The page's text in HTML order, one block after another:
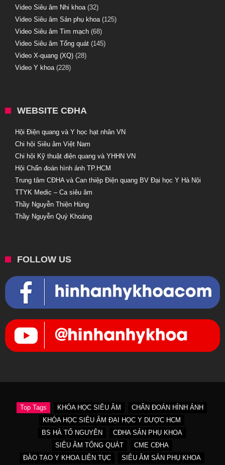
Video Siêu âm Nhi khoa(32)
Video Siêu âm Sản phụ khoa(125)
Video Siêu âm Tim mạch (68)
Video Siêu âm Tổng quát (145)
Video X-quang (XQ) (28)
Video Y khoa(228)
WEBSITE CĐHA
Hội Điện quang và Y học hạt nhân VN
Chi hội Siêu âm Việt Nam
Chi hội Kỹ thuật điện quang và YHHN VN
Hội Chẩn đoán hình ảnh TP.HCM
Trung tâm CĐHA và Can thiệp Điện quang BV Đại học Y Hà Nội
TTYK Medic – Ca siêu âm
Thầy Nguyễn Thiện Hùng
Thầy Nguyễn Quý Khoáng
FOLLOW US
Top Tags KHÓA HỌC SIÊU ÂM
CHẨN ĐOÁN HÌNH ẢNH
KHÓA HỌC SIÊU ÂM ĐẠI HỌC Y DƯỢC HCM
BS HÀ TỐ NGUYÊN
CĐHA SẢN PHỤ KHOA
SIÊU ÂM TỔNG QUÁT
CME CĐHA
ĐÀO TẠO Y KHOA LIÊN TỤC
SIÊU ÂM SẢN PHỤ KHOA